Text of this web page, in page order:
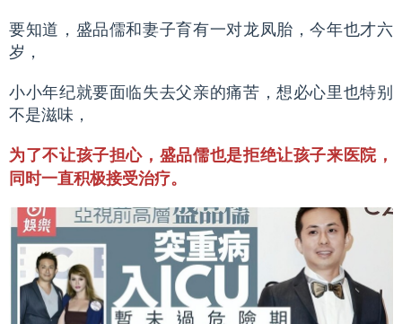
要知道，盛品儒和妻子育有一对龙凤胎，今年也才六
岁，
小小年纪就要面临失去父亲的痛苦，想必心里也特别
不是滋味，
为了不让孩子担心，盛品儒也是拒绝让孩子来医院，
同时一直积极接受治疗。